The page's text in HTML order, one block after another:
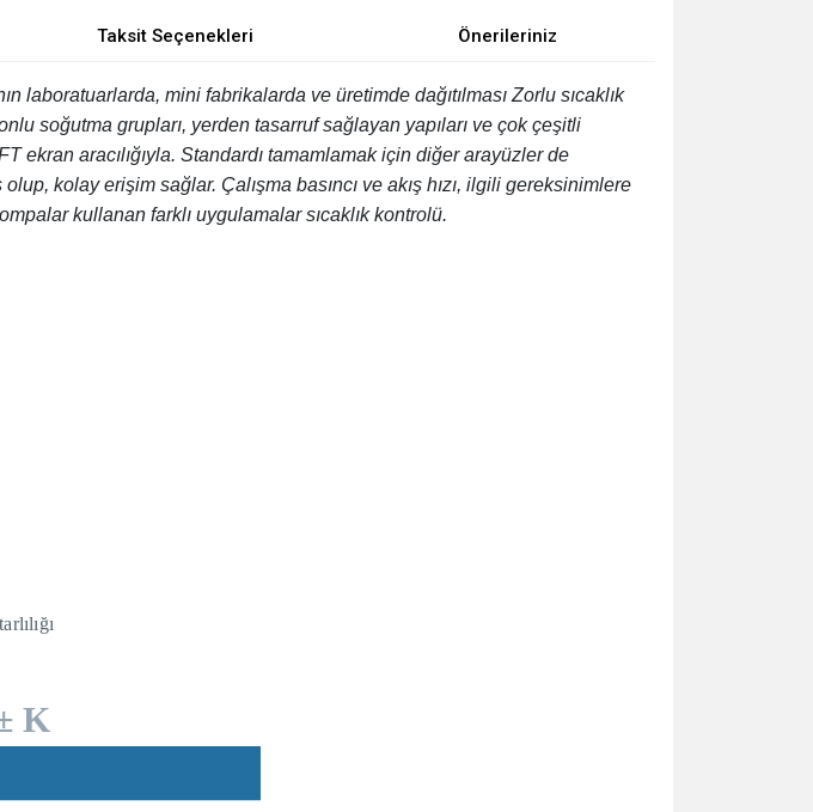
Taksit Seçenekleri Önerileriniz
laboratuarlarda, mini fabrikalarda ve üretimde dağıtılması Zorlu sıcaklık
soğutma grupları, yerden tasarruf sağlayan yapıları ve çok çeşitli
ekran aracılığıyla. Standardı tamamlamak için diğer arayüzler de
kolay erişim sağlar. Çalışma basıncı ve akış hızı, ilgili gereksinimlere
kullanan farklı uygulamalar sıcaklık kontrolü.
K